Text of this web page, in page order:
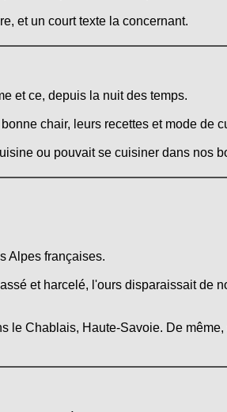
et un court texte la concernant.
et ce, depuis la nuit des temps.
chair, leurs recettes et mode de
ou pouvait se cuisiner dans nos
Alpes françaises.
et harcelé, l'ours disparaissait de
le Chablais, Haute-Savoie. De